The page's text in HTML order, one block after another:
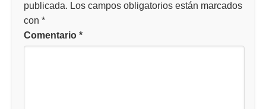
publicada. Los campos obligatorios están marcados
con *
Comentario *